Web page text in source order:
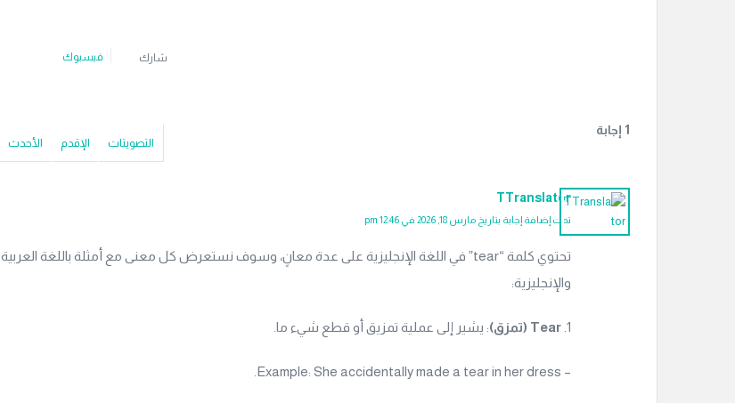
شارك فيسبوك
‫1 إجابة
التصويتات الإقدم الأحدث
TTranslator
تمت إضافة إجابة بتاريخ مارس 18, 2026 في 12:46 pm
تحتوي كلمة “tear” في اللغة الإنجليزية على عدة معانٍ، وسوف نستعرض كل معنى مع أمثلة باللغة العربية
والإنجليزية:
1. Tear (تمزق) : يشير إلى عملية تمزيق أو قطع شيء ما.
– Example: She accidentally made a tear in her dress.